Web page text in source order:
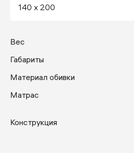
Вес
Габариты
Материал обивки
Матрас
Конструкция